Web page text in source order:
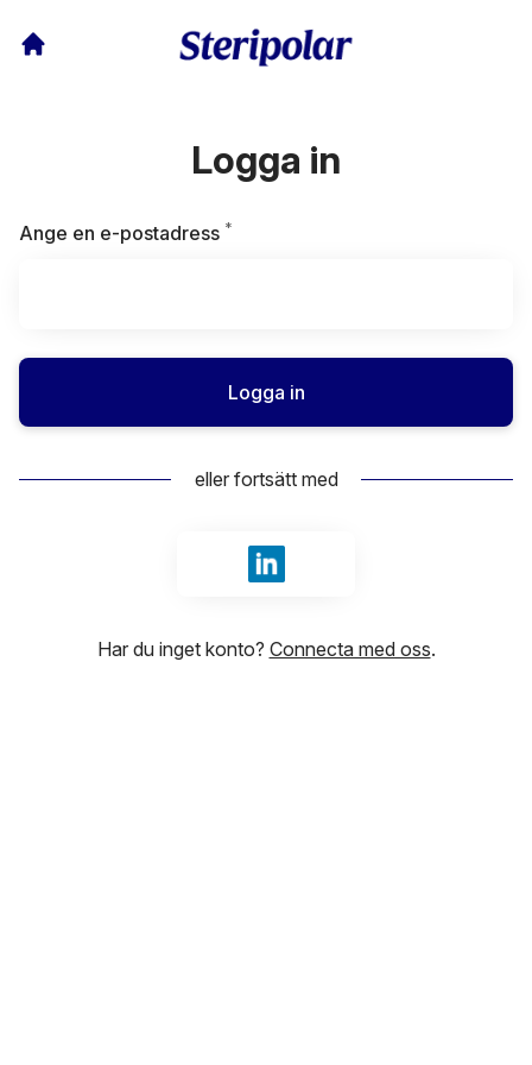
Logga in
Ange en e-postadress *
Logga in
eller fortsätt med
Logga in med LinkedIn
Har du inget konto? Connecta med oss.